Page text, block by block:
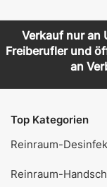
Verkauf nur an
Freiberufler und
an
Top Kategorien
Reinraum-
Reinraum-